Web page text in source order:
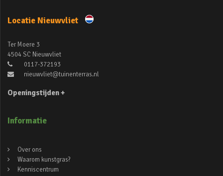
Locatie Nieuwvliet
Ter Moere 3
4504 SC Nieuwvliet
0117-372193
nieuwvliet@tuinenterras.nl
Openingstijden +
Informatie
Over ons
Waarom kunstgras?
Kenniscentrum